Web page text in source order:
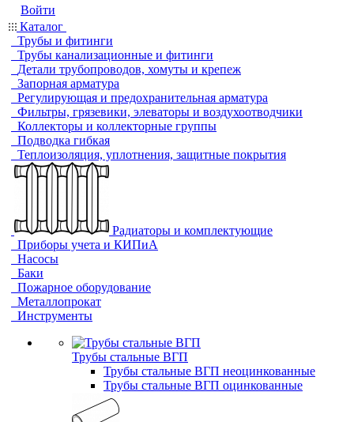
Войти
Каталог
Трубы и фитинги
Трубы канализационные и фитинги
Детали трубопроводов, хомуты и крепеж
Запорная арматура
Регулирующая и предохранительная арматура
Фильтры, грязевики, элеваторы и воздухоотводчики
Коллекторы и коллекторные группы
Подводка гибкая
Теплоизоляция, уплотнения, защитные покрытия
Радиаторы и комплектующие
Приборы учета и КИПиА
Насосы
Баки
Пожарное оборудование
Металлопрокат
Инструменты
Трубы стальные ВГП
Трубы стальные ВГП неоцинкованные
Трубы стальные ВГП оцинкованные